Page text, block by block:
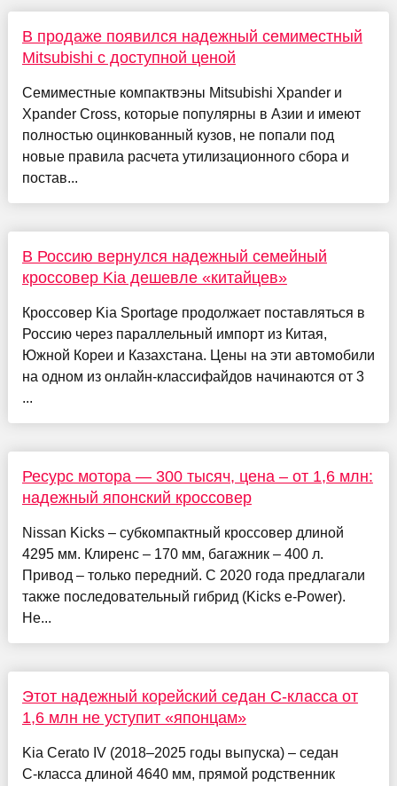
В продаже появился надежный семиместный
Mitsubishi с доступной ценой
Семиместные компактвэны Mitsubishi Xpander и
Xpander Cross, которые популярны в Азии и имеют
полностью оцинкованный кузов, не попали под
новые правила расчета утилизационного сбора и
постав...
В Россию вернулся надежный семейный
кроссовер Kia дешевле «китайцев»
Кроссовер Kia Sportage продолжает поставляться в
Россию через параллельный импорт из Китая,
Южной Кореи и Казахстана. Цены на эти автомобили
на одном из онлайн-классифайдов начинаются от 3
...
Ресурс мотора — 300 тысяч, цена – от 1,6 млн:
надежный японский кроссовер
Nissan Kicks – субкомпактный кроссовер длиной
4295 мм. Клиренс – 170 мм, багажник – 400 л.
Привод – только передний. С 2020 года предлагали
также последовательный гибрид (Kicks e‑Power).
Не...
Этот надежный корейский седан С‑класса от
1,6 млн не уступит «японцам»
Kia Cerato IV (2018–2025 годы выпуска) – седан
С‑класса длиной 4640 мм, прямой родственник